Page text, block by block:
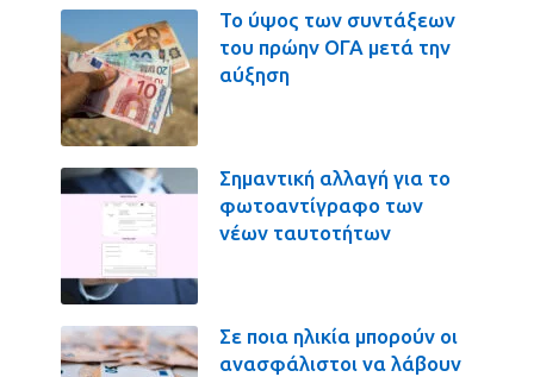
Το ύψος των συντάξεων
του πρώην ΟΓΑ μετά την
αύξηση
Σημαντική αλλαγή για το
φωτοαντίγραφο των
νέων ταυτοτήτων
Σε ποια ηλικία μπορούν οι
ανασφάλιστοι να λάβουν